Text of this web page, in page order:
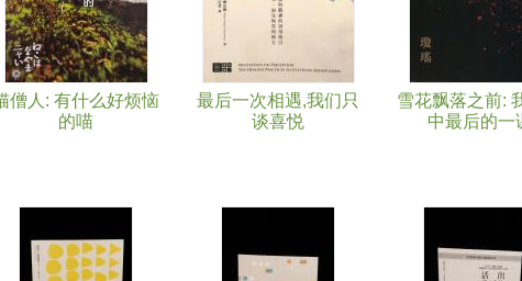
僧人: 有什么好烦恼
的喵
最后一次相遇,我们只
谈喜悦
雪花飘落之前:
中最后的一